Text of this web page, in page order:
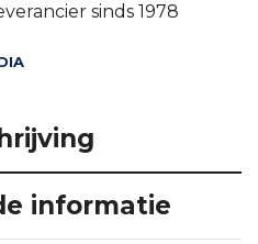
sinds 1978
informatie